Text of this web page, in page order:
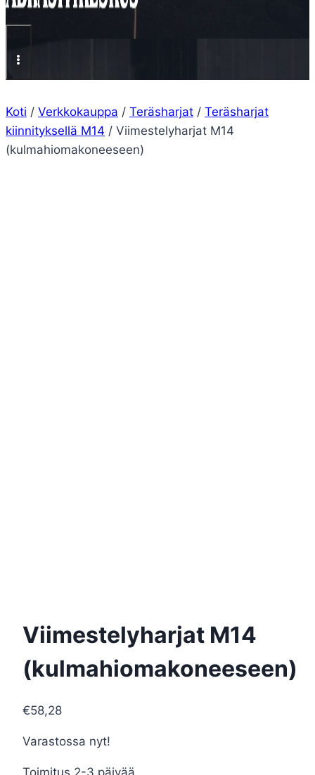
Koti / Verkkokauppa / Teräsharjat / Teräsharjat
kiinnityksellä M14 / Viimestelyharjat M14
(kulmahiomakoneeseen)
Viimestelyharjat M14
(kulmahiomakoneeseen)
€58,28
Varastossa nyt!
Toimitus 2-3 päivää